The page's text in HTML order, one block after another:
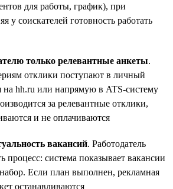
для работы, график), при
у соискателей готовность работать
только релевантные анкеты.
отклики поступают в личный
на hh.ru или напрямую в ATS-систему
за релевантные отклики,
и не оплачиваются
вакансий. Работодатель
процесс: система показывает вакансии
Если план выполнен, рекламная
останавливаются